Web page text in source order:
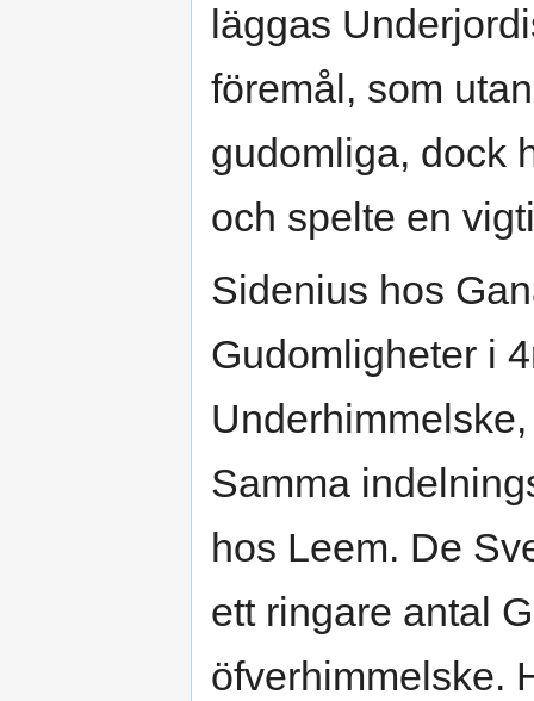
läggas
föremål, som
gudomliga, dock
och spelte en
Sidenius hos
Gudomligheter i
Samma
hos Leem. De
ett ringare antal
öfverhimmelske.